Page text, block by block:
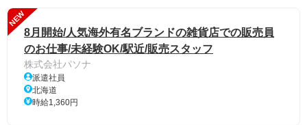
NEW
8月開始/人気海外有名ブランドの雑貨店での販売員
のお仕事/未経験OK/駅近/販売スタッフ
株式会社パソナ
派遣社員
北海道
時給1,360円